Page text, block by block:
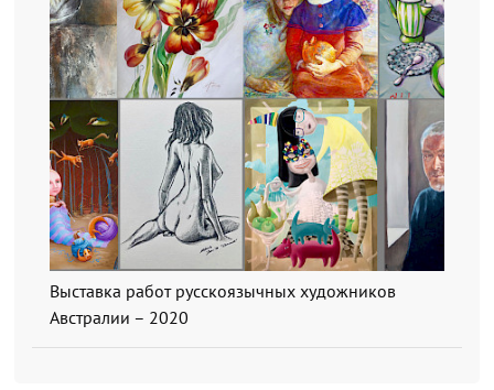
Выставка работ русскоязычных художников
Австралии – 2020